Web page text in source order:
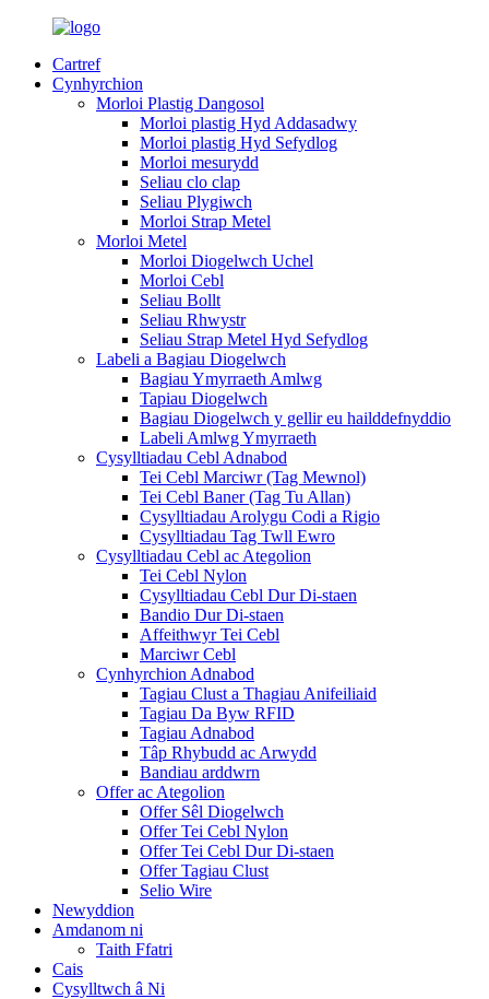
Cartref
Cynhyrchion
Morloi Plastig Dangosol
Morloi plastig Hyd Addasadwy
Morloi plastig Hyd Sefydlog
Morloi mesurydd
Seliau clo clap
Seliau Plygiwch
Morloi Strap Metel
Morloi Metel
Morloi Diogelwch Uchel
Morloi Cebl
Seliau Bollt
Seliau Rhwystr
Seliau Strap Metel Hyd Sefydlog
Labeli a Bagiau Diogelwch
Bagiau Ymyrraeth Amlwg
Tapiau Diogelwch
Bagiau Diogelwch y gellir eu hailddefnyddio
Labeli Amlwg Ymyrraeth
Cysylltiadau Cebl Adnabod
Tei Cebl Marciwr (Tag Mewnol)
Tei Cebl Baner (Tag Tu Allan)
Cysylltiadau Arolygu Codi a Rigio
Cysylltiadau Tag Twll Ewro
Cysylltiadau Cebl ac Ategolion
Tei Cebl Nylon
Cysylltiadau Cebl Dur Di-staen
Bandio Dur Di-staen
Affeithwyr Tei Cebl
Marciwr Cebl
Cynhyrchion Adnabod
Tagiau Clust a Thagiau Anifeiliaid
Tagiau Da Byw RFID
Tagiau Adnabod
Tâp Rhybudd ac Arwydd
Bandiau arddwrn
Offer ac Ategolion
Offer Sêl Diogelwch
Offer Tei Cebl Nylon
Offer Tei Cebl Dur Di-staen
Offer Tagiau Clust
Selio Wire
Newyddion
Amdanom ni
Taith Ffatri
Cais
Cysylltwch â Ni